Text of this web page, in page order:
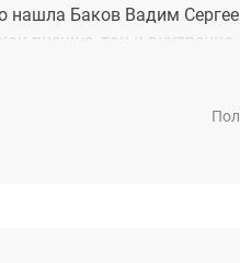
нашла Баков Вадим
внешне, так и внутренне.
во всем... От